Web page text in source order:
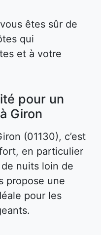
êtes sûr de
qui
et à votre
pour un
Giron
(01130), c’est
en particulier
nuits loin de
propose une
pour les